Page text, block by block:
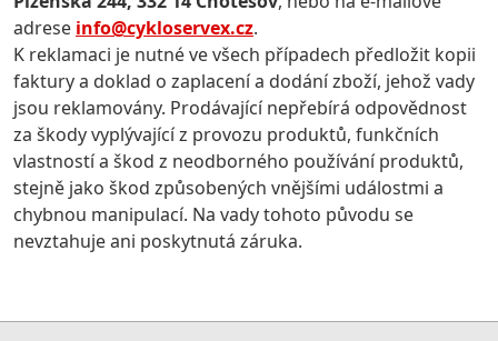
adrese info@cykloservex.cz.
K reklamaci je nutné ve všech případech předložit kopii
faktury a doklad o zaplacení a dodání zboží, jehož vady
jsou reklamovány. Prodávající nepřebírá odpovědnost
za škody vyplývající z provozu produktů, funkčních
vlastností a škod z neodborného používání produktů,
stejně jako škod způsobených vnějšími událostmi a
chybnou manipulací. Na vady tohoto původu se
nevztahuje ani poskytnutá záruka.